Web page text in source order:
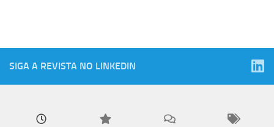
SIGA A REVISTA NO LINKEDIN